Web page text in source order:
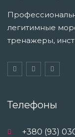
легитимные
тренажеры,
Телефоны
+380 (93)